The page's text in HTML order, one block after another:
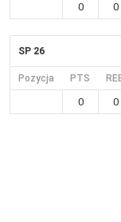
0 0
SP 26
Pozycja PTS
0 0